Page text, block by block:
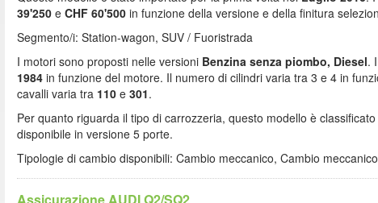
39'250 e CHF 60'500 in funzione della versione e della finitura
Segmento/i: Station-wagon, SUV / Fuoristrada
I motori sono proposti nelle versioni Benzina senza piombo, Diesel.
1984 in funzione del motore. Il numero di cilindri varia tra 3 e 4 in
cavalli varia tra 110 e 301.
Per quanto riguarda il tipo di carrozzeria, questo modello è
disponibile in versione 5 porte.
Tipologie di cambio disponibili: Cambio meccanico, Cambio